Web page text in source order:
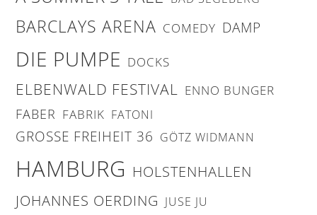
BARCLAYS ARENA COMEDY DAMP
DIE PUMPE DOCKS
ELBENWALD FESTIVAL ENNO BUNGER
FABER FABRIK FATONI
GROSSE FREIHEIT 36 GÖTZ WIDMANN
HAMBURG HOLSTENHALLEN
JOHANNES OERDING JUSE JU